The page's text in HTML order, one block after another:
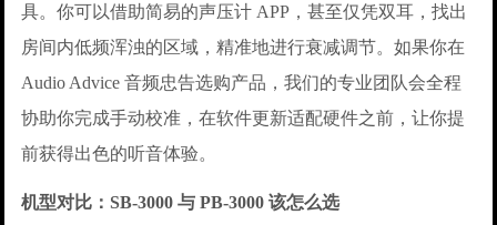
具。你可以借助简易的声压计 APP，甚至仅凭双耳，找出
房间内低频浑浊的区域，精准地进行衰减调节。如果你在
Audio Advice 音频忠告选购产品，我们的专业团队会全程
协助你完成手动校准，在软件更新适配硬件之前，让你提
前获得出色的听音体验。
机型对比：SB-3000 与 PB-3000 该怎么选